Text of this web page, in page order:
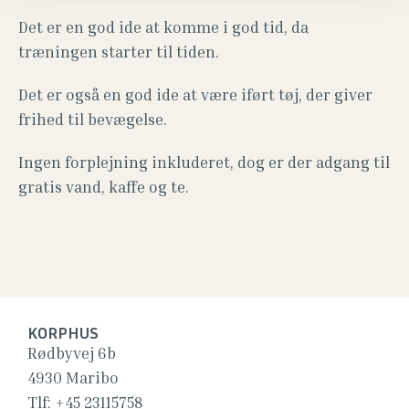
Det er en god ide at komme i god tid, da
træningen starter til tiden.
Det er også en god ide at være iført tøj, der giver
frihed til bevægelse.
Ingen forplejning inkluderet, dog er der adgang til
gratis vand, kaffe og te.
KORPHUS
Rødbyvej 6b
4930 Maribo
Tlf: +45 23115758